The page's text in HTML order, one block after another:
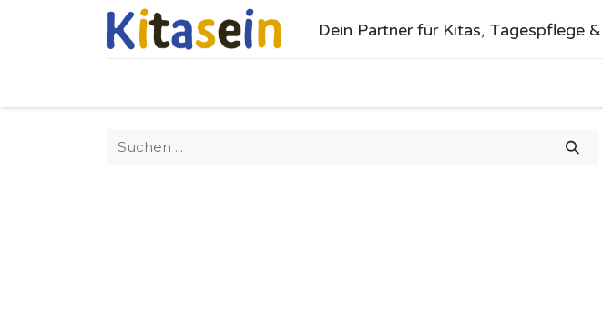
Dein Partner für Kitas, Tagespflege